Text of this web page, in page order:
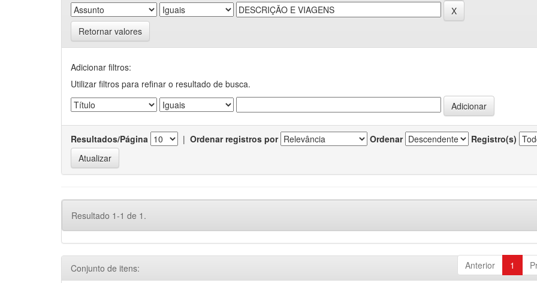
Retornar valores
Adicionar filtros:
Utilizar filtros para refinar o resultado de busca.
Resultados/Página | Ordenar registros por Ordenar Registro(s)
Resultado 1-1 de 1.
Anterior 1
Conjunto de itens: